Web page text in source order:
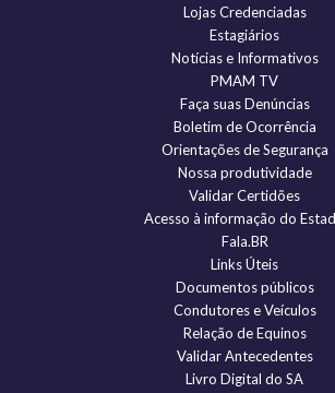
Lojas Credenciadas
Estagiários
Notícias e Informativos
PMAM TV
Faça suas Denúncias
Boletim de Ocorrência
Orientações de Segurança
Nossa produtividade
Validar Certidões
Acesso à informação do
Fala.BR
Links Úteis
Documentos públicos
Condutores e Veículos
Relação de Equinos
Validar Antecedentes
Livro Digital do SA